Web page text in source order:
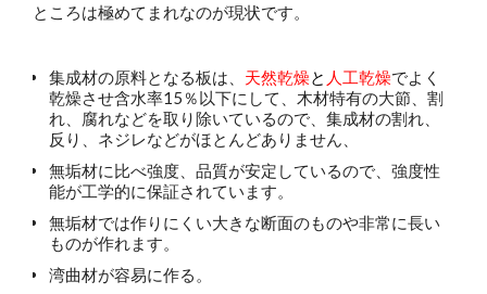
ところは極めてまれなのが現状です。
集成材の原料となる板は、 天然乾燥と 人工乾燥でよく
乾燥させ含水率15％以下にして、木材特有の大節、割
れ、腐れなどを取り除いているので、集成材の割れ、
反り、ネジレなどがほとんどありません、
無垢材に比べ強度、品質が安定しているので、強度性
能が工学的に保証されています。
無垢材では作りにくい大きな断面のものや非常に長い
ものが作れます。
湾曲材が容易に作る。